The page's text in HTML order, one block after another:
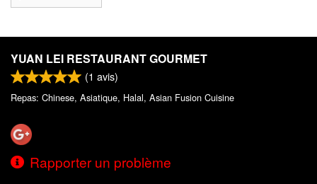
YUAN LEI RESTAURANT GOURMET
(1 avis)
Repas: Chinese, Asiatique, Halal, Asian Fusion Cuisine
Rapporter un problème